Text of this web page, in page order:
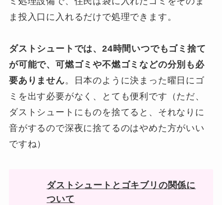
ま投入口に入れるだけで処理できます。
ダストシュートでは、24時間いつでもゴミ捨て
が可能で、可燃ゴミや不燃ゴミなどの分別も必
要ありません。日本のように決まった曜日にゴ
ミを出す必要がなく、とても便利です （ただ、
ダストシュートにものを捨てると、それなりに
音がするので深夜に捨てるのはやめた方がいい
ですね）
ダストシュートとゴキブリの関係に
ついて